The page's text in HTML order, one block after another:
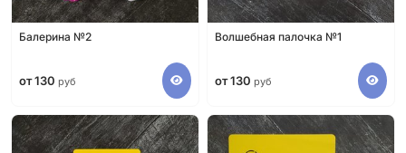
Балерина №2
от 130 руб
Волшебная палочка №1
от 130 руб